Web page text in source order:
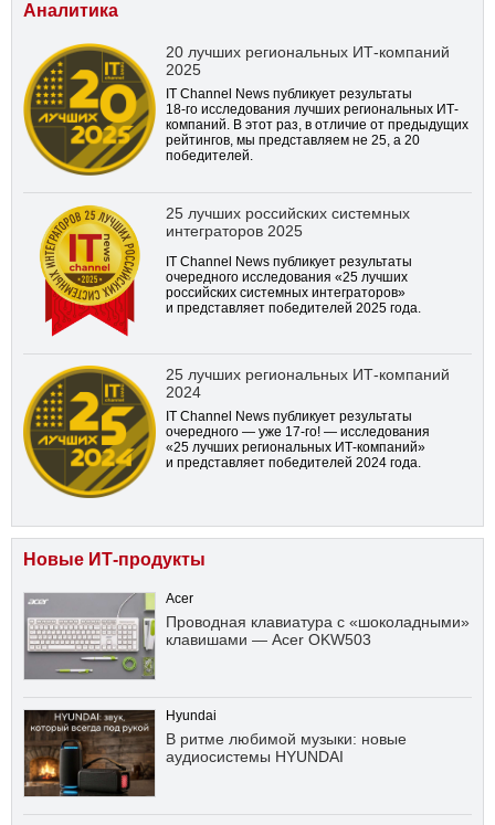
Аналитика
20 лучших региональных ИТ-компаний
2025
IT Channel News публикует результаты
18-го исследования лучших региональных ИТ-
компаний. В этот раз, в отличие от предыдущих
рейтингов, мы представляем не 25, а 20
победителей.
25 лучших российских системных
интеграторов 2025
IT Channel News публикует результаты
очередного исследования «25 лучших
российских системных интеграторов»
и представляет победителей 2025 года.
25 лучших региональных ИТ-компаний
2024
IT Channel News публикует результаты
очередного — уже 17-го! — исследования
«25 лучших региональных ИТ-компаний»
и представляет победителей 2024 года.
Новые ИТ-продукты
Acer
Проводная клавиатура с «шоколадными»
клавишами — Acer OKW503
Hyundai
В ритме любимой музыки: новые
аудиосистемы HYUNDAI